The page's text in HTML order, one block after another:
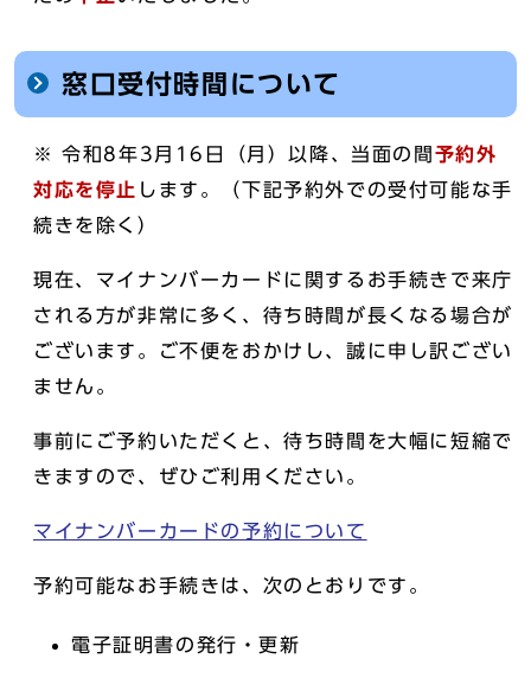
窓口受付時間について
※ 令和8年3月16日（月）以降、当面の間 予約外
対応を停止 します。（下記予約外での受付可能な手
続きを除く）
現在、マイナンバーカードに関するお手続きで来庁
される方が非常に多く、待ち時間が長くなる場合が
ございます。ご不便をおかけし、誠に申し訳ござい
ません。
事前にご予約いただくと、待ち時間を大幅に短縮で
きますので、ぜひご利用ください。
マイナンバーカードの予約について
予約可能なお手続きは、次のとおりです。
電子証明書の発行・更新